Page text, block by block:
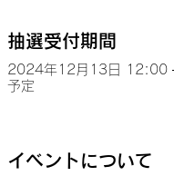
抽選受付期間
2024年12月13日 12:00
予定
イベントについて